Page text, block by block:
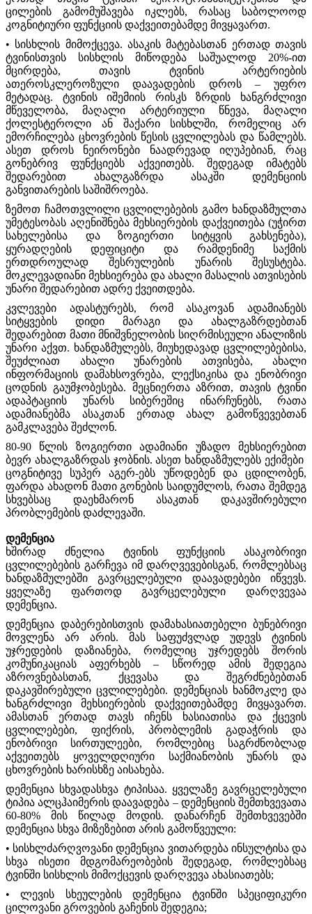
ცილების გამომუშავება იკლებს, რასაც საბოლოოდ
კოგნიტიური ფუნქციის დაქვეითებამდე მივყავართ.
• სისხლის მიმოქცევა. ასაკის მატებასთან ერთად თავის
ტვინისთვის სისხლის მიწოდება საშუალოდ 20%-ით
მცირდება, თავის ტვინის არტერიების
ათეროსკლეროზული დაავადების დროს – უფრო
მეტადაც. ტვინის იშემიის რისკს ზრდის ხანგრძლივი
მწეველობა, მაღალი არტერიული წნევა, მაღალი
ქოლესტეროლი ან შაქარი სისხლში, რომელიც არ
ემორჩილება ცხოვრების წესის ცვლილებას და წამლებს.
ასეთ დროს ნეირონები ნაადრევად იღუპებიან, რაც
გონებრივ ფუნქციებს აქვეითებს. შედეგად იმატებს
შედარებით ახალგაზრდა ასაკში დემენციის
განვითარების საშიშროება.
ზემოთ ჩამოთვლილი ცვლილებების გამო ხანდაზმულთა
უმეტესობას აღენიშნება მეხსიერების დაქვეითება (უჭირთ
სახელებისა და ზოგიერთი სიტყვის გახსენება),
ყურადღების დეფიციტი და რამდენიმე საქმის
ერთდროულად შესრულების უნარის შესუსტება.
მოკლევადიანი მეხსიერება და ახალი მასალის ათვისების
უნარი შედარებით ადრე ქვეითდება.
კვლევები ადასტურებს, რომ ასაკოვან ადამიანებს
სიტყვების დიდი მარაგი და ახალგაზრდებთან
შედარებით მათი მნიშვნელობის სიღრმისეული ანალიზის
უნარი აქვთ. ხანდაზმულებს, მიუხედავად ცვლილებებისა,
შეუძლიათ ახალი უნარების ათვისება, ახალი
ინფორმაციის დამახსოვრება, ლექსიკისა და ენობრივი
ცოდნის გაუმჯობესება. მეცნიერთა აზრით, თავის ტვინი
ადაპტაციის უნარს სიბერეშიც ინარჩუნებს, რათა
ადამიანებმა ასაკთან ერთად ახალ გამოწვევებთან
გამკლავება შეძლონ.
80-90 წლის ზოგიერთი ადამიანი უზადო მეხსიერებით
ბევრ ახალგაზრდას ჯობნის. ასეთ ხანდაზმულებს ექიმები
ცოგნიტივე სუპერ აგერ-ებს უწოდებენ და ცდილობენ,
ფარდა ახადონ მათი გონების საიდუმლოს, რათა შემდეგ
სხვებსაც დაეხმარონ ასაკთან დაკავშირებული
პრობლემების დაძლევაში.
დემენცია
ხშირად ძნელია ტვინის ფუნქციის ასაკობრივი
ცვლილებების გარჩევა იმ დარღვევებისგან, რომლებსაც
ხანდაზმულებში გავრცელებული დაავადებები იწვევს.
ყველაზე ფართოდ გავრცელებული დარღვევაა
დემენცია.
დემენცია დაბერებისთვის დამახასიათებელი ბუნებრივი
მოვლენა არ არის. მას საფუძვლად უდევს ტვინის
უჯრედების დაზიანება, რომელიც უჯრედებს შორის
კომუნიკაციას აფერხებს – სწორედ ამის შედეგია
აზროვნებასთან, ქცევასა და შეგრძნებებთან
დაკავშირებული ცვლილებები. დემენციას ხანმოკლე და
ხანგრძლივი მეხსიერების დაქვეითებამდე მივყავართ.
ამასთან ერთად თავს იჩენს ხასიათისა და ქცევის
ცვლილებები, ფიქრის, პრობლემის გადაჭრის და
ენობრივი სირთულეები, რომლებიც საგრძნობლად
აქვეითებს ყოველდღიური საქმიანობის უნარს და
ცხოვრების ხარისხზე აისახება.
დემენცია სხვადასხვა ტიპისაა. ყველაზე გავრცელებული
ტიპია ალცჰაიმერის დაავადება – დემენციის შემთხვევათა
60-80% მის წილად მოდის. დანარჩენ შემთხვევებში
დემენცია სხვა მიზეზებით არის გამოწვეული:
• სისხლძარღვოვანი დემენცია ვითარდება ინსულტისა და
სხვა ისეთი მდგომარეობების შედეგად, რომლებსაც
ტვინში სისხლის მიმოქცევის დარღვევა ახასიათებს;
• ლევის სხეულების დემენცია ტვინში სპეციფიკური
ცილოვანი გროვების გაჩენის შედეგია;